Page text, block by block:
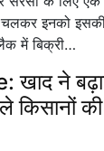
इनको
में बिक्री…
ने
किसानों